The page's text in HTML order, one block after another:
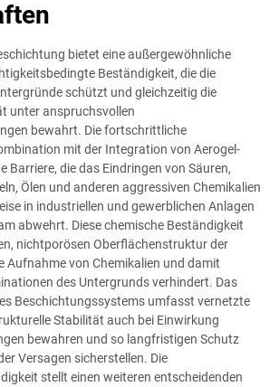
bietet eine außergewöhnliche
Beständigkeit, die die
schützt und gleichzeitig die
unter anspruchsvollen
bewahrt. Die fortschrittliche
mit der Integration von Aerogel-
Barriere, die das Eindringen von Säuren,
Ölen und anderen aggressiven Chemikalien
in industriellen und gewerblichen Anlagen
abwehrt. Diese chemische Beständigkeit
nichtporösen Oberflächenstruktur der
Aufnahme von Chemikalien und damit
des Untergrunds verhindert. Das
Beschichtungssystems umfasst vernetzte
Stabilität auch bei Einwirkung
bewahren und so langfristigen Schutz
Versagen sicherstellen. Die
stellt einen weiteren entscheidenden